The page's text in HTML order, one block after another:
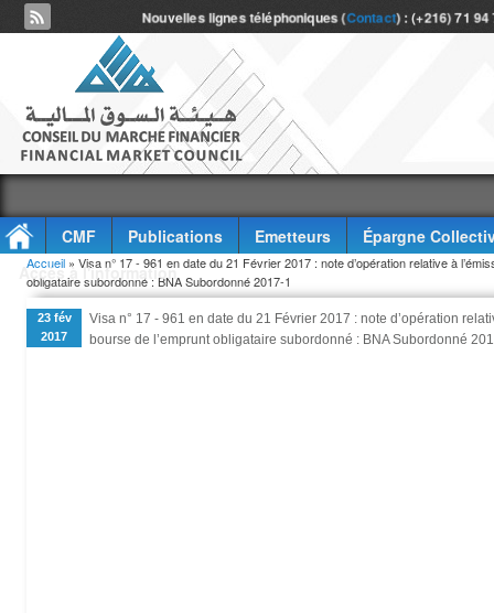
Nouvelles lignes téléphoniques (Contact) : (+216) 71
CMF Publications Emetteurs
Épargne
Accès à l'information
Vous êtes ici
Accueil » Visa n° 17 - 961 en date du 21 Février 2017 : note d’opération relative à
obligataire subordonné : BNA Subordonné 2017-1
23 fév
2017
Visa n° 17 - 961 en date du 21 Février 2017 : note d’opération
bourse de l’emprunt obligataire subordonné : BNA Subordonné